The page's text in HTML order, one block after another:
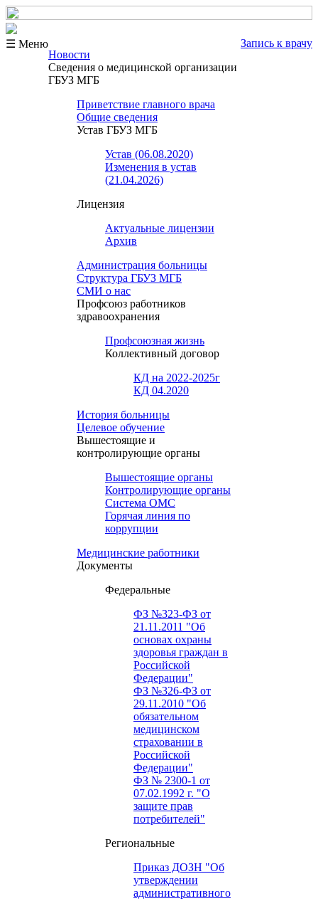
☰ Меню
Запись к врачу
Новости
Сведения о медицинской организации
ГБУЗ МГБ
Приветствие главного врача
Общие сведения
Устав ГБУЗ МГБ
Устав (06.08.2020)
Изменения в устав
(21.04.2026)
Лицензия
Актуальные лицензии
Архив
Администрация больницы
Структура ГБУЗ МГБ
СМИ о нас
Профсоюз работников
здравоохранения
Профсоюзная жизнь
Коллективный договор
КД на 2022-2025г
КД 04.2020
История больницы
Целевое обучение
Вышестоящие и
контролирующие органы
Вышестоящие органы
Контролирующие органы
Система ОМС
Горячая линия по
коррупции
Медицинские работники
Документы
Федеральные
ФЗ №323-ФЗ от
21.11.2011 "Об
основах охраны
здоровья граждан в
Российской
Федерации"
ФЗ №326-ФЗ от
29.11.2010 "Об
обязательном
медицинском
страховании в
Российской
Федерации"
ФЗ № 2300-1 от
07.02.1992 г. "О
защите прав
потребителей"
Региональные
Приказ ДОЗН "Об
утверждении
административного